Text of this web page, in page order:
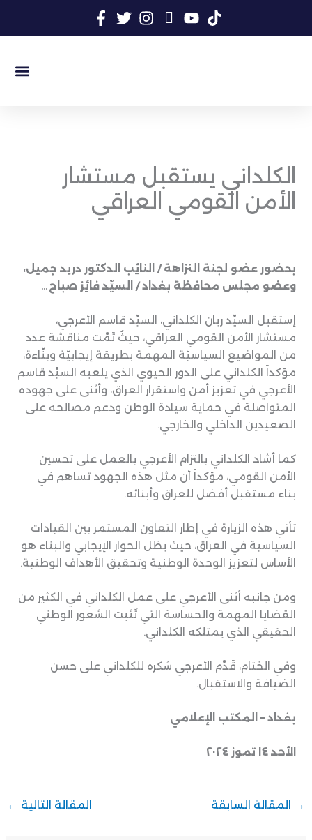
الكلداني يستقبل مستشار
الأمن القومي العراقي
بحضور عضو لجنة النزاهة / النائِب الدكتور دريد جميل،
وعضو مجلس محافظة بغداد / السيِّد فائِز صباح…
إستقبل السيِّد ريان الكلداني، السيِّد قاسم الأعرجي،
مستشار الأمن القومي العراقي، حيثُ تَمَّت مناقشة عدد
من المواضيع السياسيّة المهمة بطريقة إيجابيّة وبنّاءة،
مؤكداً الكلداني على الدور الحيوي الذي يلعبه السيِّد قاسم
الأعرجي في تعزيز أمن واستقرار العراق، وأثنى على جهوده
المتواصلة في حماية سيادة الوطن ودعم مصالحه على
الصعيدين الداخلي والخارجي.
كما أشاد الكلداني بالتزام الأعرجي بالعمل على تحسين
الأمن القومي، مؤكداً أن مثل هذه الجهود تساهم في
بناء مستقبل أفضل للعراق وأبنائه.
تأتي هذه الزيارة في إطار التعاون المستمر بين القيادات
السياسية في العراق، حيث يظل الحوار الإيجابي والبناء هو
الأساس لتعزيز الوحدة الوطنية وتحقيق الأهداف الوطنية.
ومن جانبه أثنى الأعرجي على عمل الكلداني في الكثير من
القضايا المهمة والحساسة التي تُثبت الشعور الوطني
الحقيقي الذي يمتلكه الكلداني.
وفي الختام، قَدَّمَ الأعرجي شكره للكلداني على حسن
الضيافة والاستقبال.
بغداد – المكتب الإعلامي
الأحد ١٤ تموز ٢٠٢٤
→ المقالة السابقة المقالة التالية ←